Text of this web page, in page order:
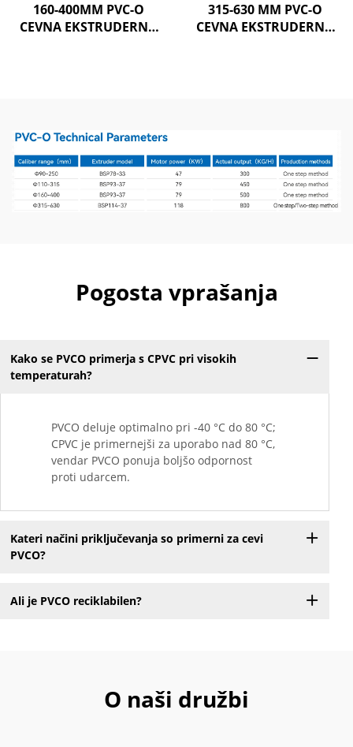
160-400MM PVC-O
CEVNA EKSTRUDERNA
315-630 MM PVC-O
CEVNA EKSTRUDERNA
Pogosta vprašanja
Kako se PVCO primerja s CPVC pri visokih
temperaturah?
PVCO deluje optimalno pri -40 °C do 80 °C;
CPVC je primernejši za uporabo nad 80 °C,
vendar PVCO ponuja boljšo odpornost
proti udarcem.
Kateri načini priključevanja so primerni za cevi
PVCO?
Ali je PVCO reciklabilen?
O naši družbi